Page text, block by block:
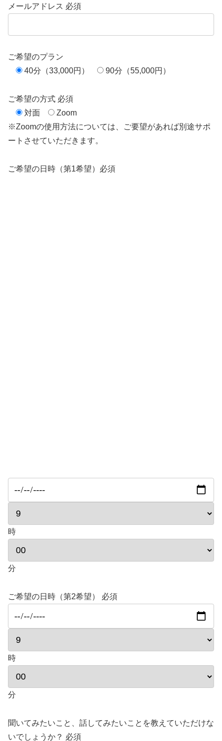
メールアドレス 必須
ご希望のプラン
40分（33,000円）
90分（55,000円）
ご希望の方式 必須
対面
Zoom
※Zoomの使用方法については、ご要望があれば別途サポ
ートさせていただきます。
ご希望の日時（第1希望） 必須
時
分
ご希望の日時（第2希望） 必須
時
分
聞いてみたいこと、話してみたいことを教えていただけな
いでしょうか？ 必須